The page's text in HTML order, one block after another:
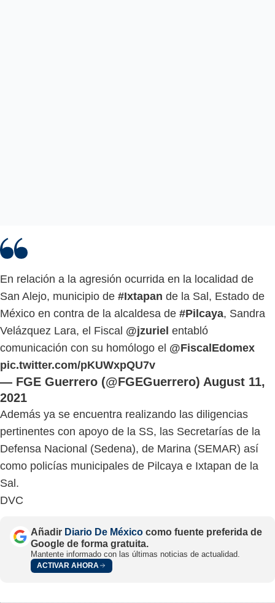
En relación a la agresión ocurrida en la localidad de
San Alejo, municipio de #Ixtapan de la Sal, Estado de
México en contra de la alcaldesa de #Pilcaya, Sandra
Velázquez Lara, el Fiscal @jzuriel entabló
comunicación con su homólogo el @FiscalEdomex
pic.twitter.com/pKUWxpQU7v
— FGE Guerrero (@FGEGuerrero) August 11,
2021
Además ya se encuentra realizando las diligencias
pertinentes con apoyo de la SS, las Secretarías de la
Defensa Nacional (Sedena), de Marina (SEMAR) así
como policías municipales de Pilcaya e Ixtapan de la
Sal.
DVC
Añadir Diario De México como fuente preferida de
Google de forma gratuita.
Mantente informado con las últimas noticias de actualidad.
ACTIVAR AHORA